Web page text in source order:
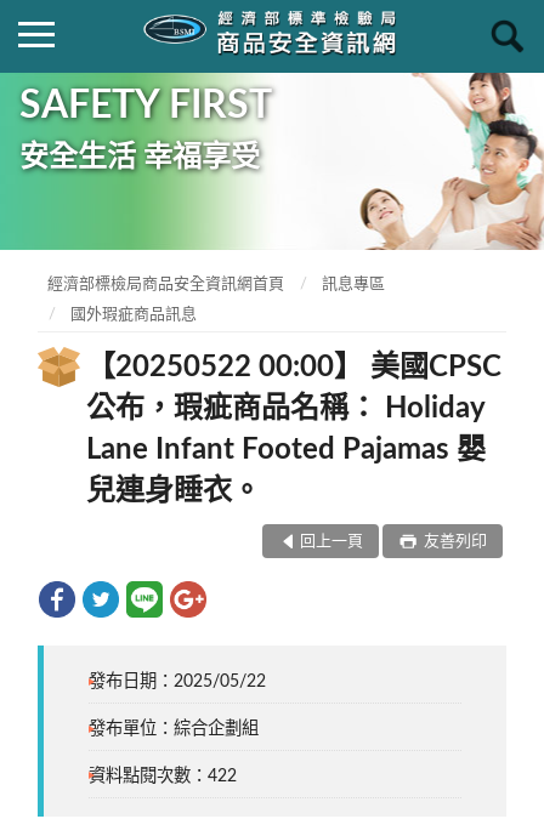
SAFETY FIRST
安全生活 幸福享受
經濟部標檢局商品安全資訊網首頁
訊息專區
國外瑕疵商品訊息
【20250522 00:00】 美國CPSC
公布，瑕疵商品名稱： Holiday
Lane Infant Footed Pajamas 嬰
兒連身睡衣。
回上一頁 友善列印
發布日期：2025/05/22
發布單位：綜合企劃組
資料點閱次數：422